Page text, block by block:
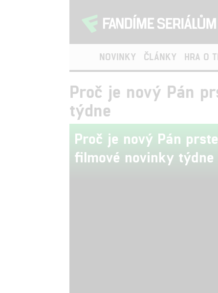
NOVINKY ČLÁNKY HRA O
Proč je nový Pán
týdne
Proč je nový Pán
filmové novinky týdne